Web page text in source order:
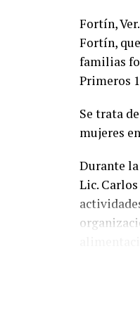
Fortín,
Fortín,
familias
Primeros
Se trata
mujeres
Durante
Lic.
jueves 6